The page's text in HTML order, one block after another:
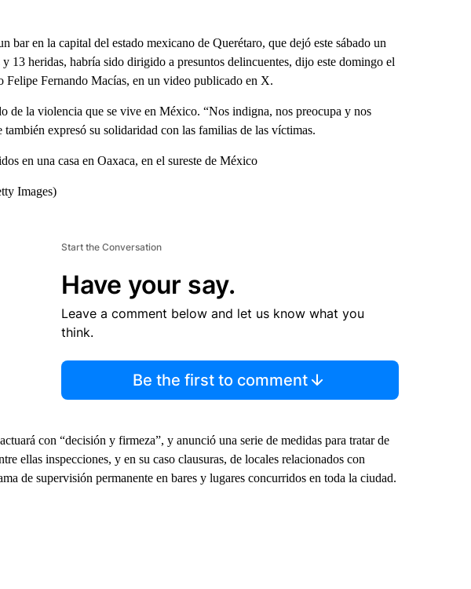
en la capital del estado mexicano de Querétaro, que dejó este sábado un
13 heridas, habría sido dirigido a presuntos delincuentes, dijo este domingo el
Felipe Fernando Macías, en un video publicado en X.
de la violencia que se vive en México. “Nos indigna, nos preocupa y nos
expresó su solidaridad con las familias de las víctimas.
en una casa en Oaxaca, en el sureste de México
Images)
Start the Conversation
Have your say.
Leave a comment below and let us know what you
think.
Be the first to comment
con “decisión y firmeza”, y anunció una serie de medidas para tratar de
ellas inspecciones, y en su caso clausuras, de locales relacionados con
de supervisión permanente en bares y lugares concurridos en toda la ciudad.